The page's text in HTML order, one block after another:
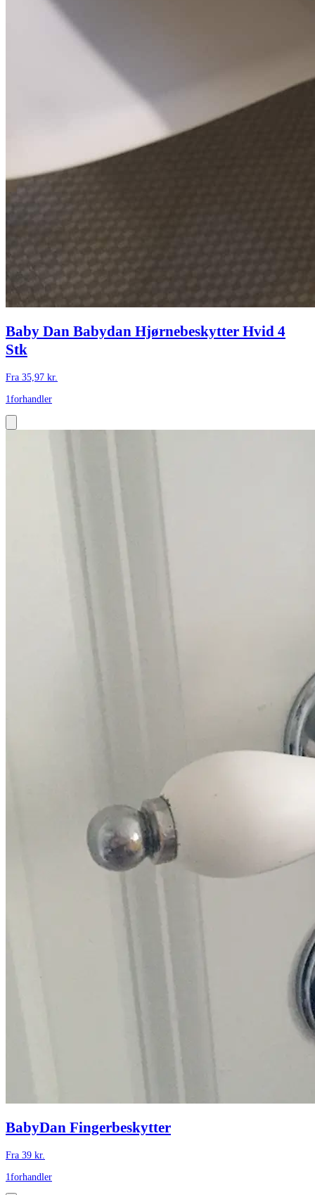
Baby Dan Babydan Hjørnebeskytter Hvid 4
Stk
Fra 35,97 kr.
1 forhandler
BabyDan Fingerbeskytter
Fra 39 kr.
1forhandler